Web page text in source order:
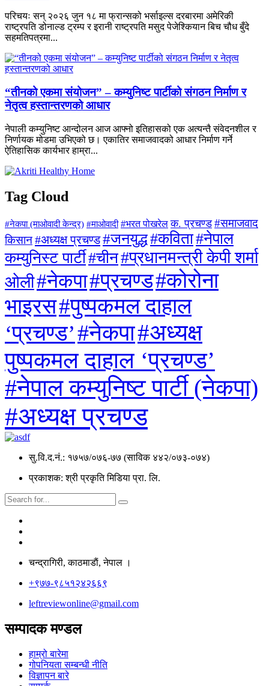
परिचयः सन् २०२६ जुन १८ मा फ्रान्सको भर्साइल्स दरबारमा अमेरिकी
राष्ट्रपति डोनाल्ड ट्रम्प र इरानी राष्ट्रपति मसुद पेजेश्कियान बिच चौध बुँदे
सहमतिपत्रमा...
“तीनको एकमा संयोजन” – कम्युनिष्ट पार्टीको संगठन निर्माण र
नेतृत्व हस्तान्तरणको आधार
नेपाली कम्युनिष्ट आन्दोलन आज आफ्नो इतिहासको एक अत्यन्तै संवेदनशील र
निर्णायक मोडमा उभिएको छ। एकातिर समाजवादको आधार निर्माण गर्ने
ऐतिहासिक कार्यभार हाम्रा...
Tag Cloud
#नेकपा (माओवादी केन्द्र) #माओवादी #भरत पोखरेल क. प्रचण्ड #समाजवाद
किसान#अध्यक्ष प्रचण्ड#जनयुद्ध#कविता#नेपाल
कम्युनिस्ट पार्टी#चीन#प्रधानमन्त्री केपी शर्मा
ओली#नेकपा#प्रचण्ड#कोरोना
भाइरस#पुष्पकमल दाहाल
‘प्रचण्ड’#नेकपा#अध्यक्ष
पुष्पकमल दाहाल ‘प्रचण्ड’
#नेपाल कम्युनिष्ट पार्टी (नेकपा)
#अध्यक्ष प्रचण्ड
सु.वि.द.नं.: १७५७/०७६-७७ (साविक ४४२/०७३-०७४)
प्रकाशक: श्री प्रकृति मिडिया प्रा. लि.
चन्द्रागिरी, काठमाडाैं, नेपाल ।
+९७७-९८५१२४२६६९
leftreviewonline@gmail.com
सम्पादक मण्डल
हाम्रो बारेमा
गोपनियता सम्बन्धी नीति
विज्ञापन बारे